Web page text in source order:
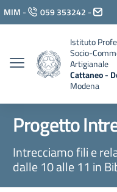
Vai ai contenuti
Vai al menu di
Vai al footer
MIM - 059 353242 -
Istituto
Socio-
Artigianale
Cattaneo -
Modena
Progetto
Intrecciamo fili e
dalle 10 alle 11 in